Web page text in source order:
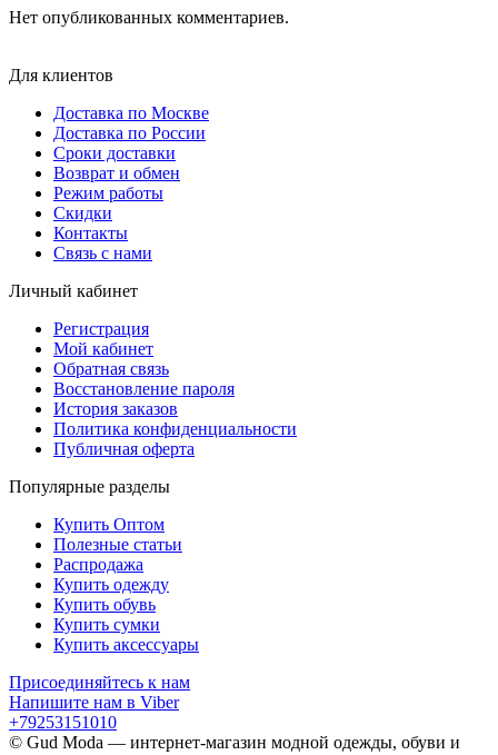
Нет опубликованных комментариев.
Для клиентов
Доставка по Москве
Доставка по России
Сроки доставки
Возврат и обмен
Режим работы
Скидки
Контакты
Связь с нами
Личный кабинет
Регистрация
Мой кабинет
Обратная связь
Восстановление пароля
История заказов
Политика конфиденциальности
Публичная оферта
Популярные разделы
Купить Оптом
Полезные статьи
Распродажа
Купить одежду
Купить обувь
Купить сумки
Купить аксессуары
Присоединяйтесь к нам
Напишите нам в Viber
+79253151010
© Gud Moda — интернет-магазин модной одежды, обуви и